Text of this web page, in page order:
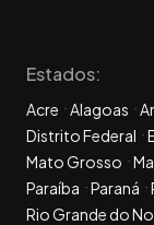
Estados:
Acre Alagoas
Distrito Federal
Mato Grosso
Paraíba
Paraná
Rio Grande do